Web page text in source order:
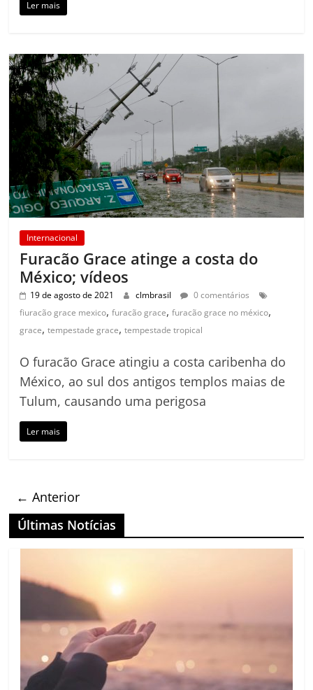
Ler mais
Internacional
Furacão Grace atinge a costa do
México; vídeos
19 de agosto de 2021 clmbrasil
0 comentários
fiuracão grace mexico,furacão grace,furacão grace no méxico,
grace,tempestade grace,tempestade tropical
O furacão Grace atingiu a costa caribenha do
México, ao sul dos antigos templos maias de
Tulum, causando uma perigosa
Ler mais
← Anterior
Últimas Notícias